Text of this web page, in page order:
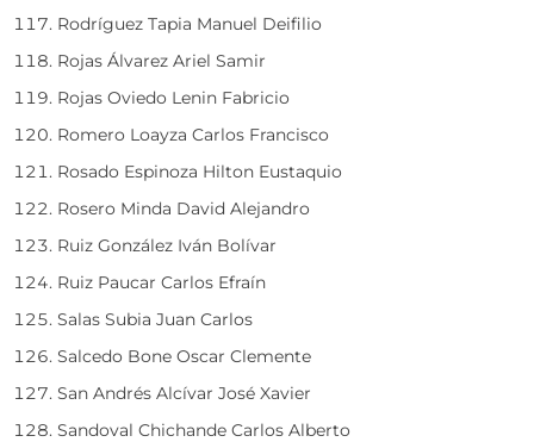
Rodríguez Tapia Manuel Deifilio
Rojas Álvarez Ariel Samir
Rojas Oviedo Lenin Fabricio
Romero Loayza Carlos Francisco
Rosado Espinoza Hilton Eustaquio
Rosero Minda David Alejandro
Ruiz González Iván Bolívar
Ruiz Paucar Carlos Efraín
Salas Subia Juan Carlos
Salcedo Bone Oscar Clemente
San Andrés Alcívar José Xavier
Sandoval Chichande Carlos Alberto